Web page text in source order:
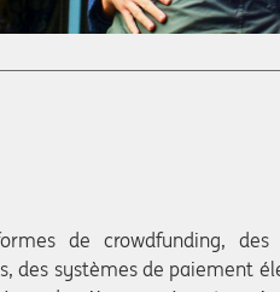
de crowdfunding,
des systèmes de paiement